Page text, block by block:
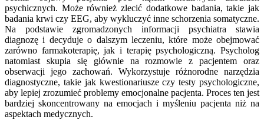
psychicznych. Może również zlecić dodatkowe badania, takie jak
badania krwi czy EEG, aby wykluczyć inne schorzenia somatyczne.
Na podstawie zgromadzonych informacji psychiatra stawia
diagnozę i decyduje o dalszym leczeniu, które może obejmować
zarówno farmakoterapię, jak i terapię psychologiczną. Psycholog
natomiast skupia się głównie na rozmowie z pacjentem oraz
obserwacji jego zachowań. Wykorzystuje różnorodne narzędzia
diagnostyczne, takie jak kwestionariusze czy testy psychologiczne,
aby lepiej zrozumieć problemy emocjonalne pacjenta. Proces ten jest
bardziej skoncentrowany na emocjach i myśleniu pacjenta niż na
aspektach medycznych.